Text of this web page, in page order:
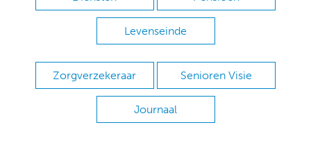
Levenseinde
Zorgverzekeraar Senioren Visie
Journaal